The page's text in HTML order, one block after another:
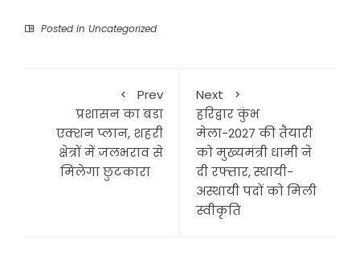
Posted in Uncategorized
Prev
प्रशासन का बडा
एक्शन प्लान, शहरी
क्षेत्रों में जलभराव से
मिलेगा छुटकारा
Next
हरिद्वार कुंभ
मेला-2027 की तैयारी
को मुख्यमंत्री धामी ने
दी रफ्तार, स्थायी-
अस्थायी पदों को मिली
स्वीकृति